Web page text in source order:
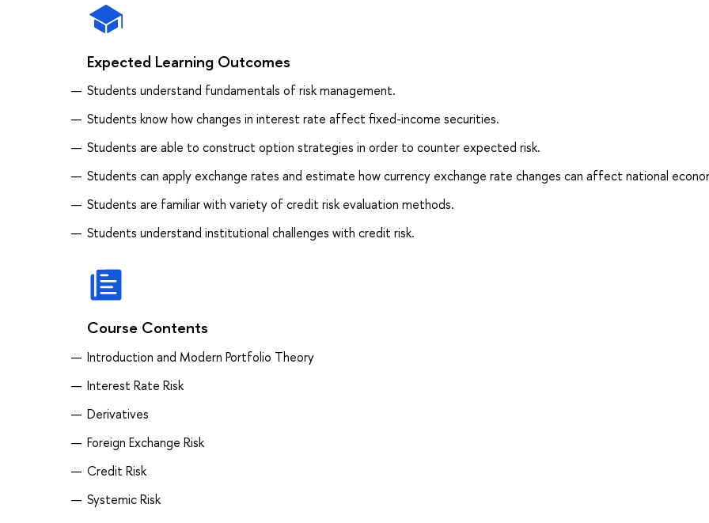
Expected Learning Outcomes
Students understand fundamentals of risk management.
Students know how changes in interest rate affect fixed-income securities.
Students are able to construct option strategies in order to counter expected risk.
Students can apply exchange rates and estimate how currency exchange rate changes can affect national
Students are familiar with variety of credit risk evaluation methods.
Students understand institutional challenges with credit risk.
Course Contents
Introduction and Modern Portfolio Theory
Interest Rate Risk
Derivatives
Foreign Exchange Risk
Credit Risk
Systemic Risk